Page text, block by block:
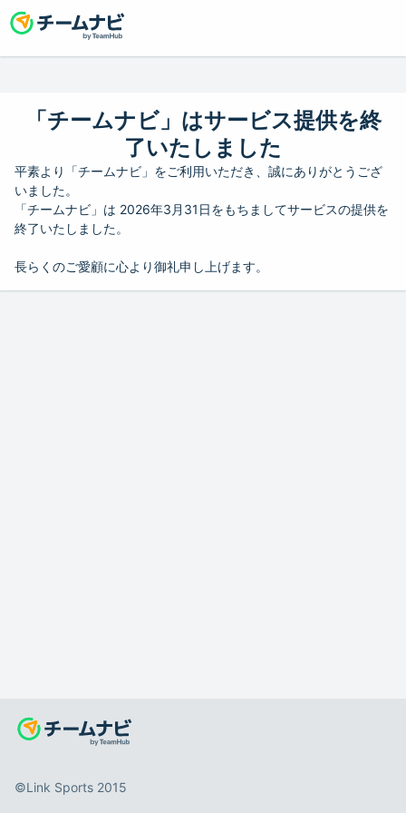
「チームナビ」はサービス提供を終
了いたしました
平素より「チームナビ」をご利用いただき、誠にありがとうござ
いました。
「チームナビ」は 2026年3月31日をもちましてサービスの提供を
終了いたしました。
長らくのご愛顧に心より御礼申し上げます。
©️Link Sports 2015